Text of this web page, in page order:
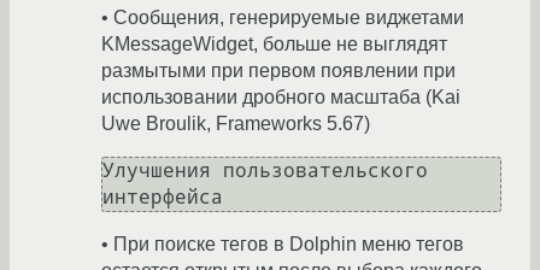
• Сообщения, генерируемые виджетами
KMessageWidget, больше не выглядят
размытыми при первом появлении при
использовании дробного масштаба (Kai
Uwe Broulik, Frameworks 5.67)
Улучшения пользовательского
• При поиске тегов в Dolphin меню тегов